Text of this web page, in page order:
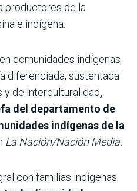
productores de la
e indígena.
comunidades indígenas
diferenciada, sustentada
y de interculturalidad,
del departamento de
indígenas de la
La Nación/Nación Media.
con familias indígenas